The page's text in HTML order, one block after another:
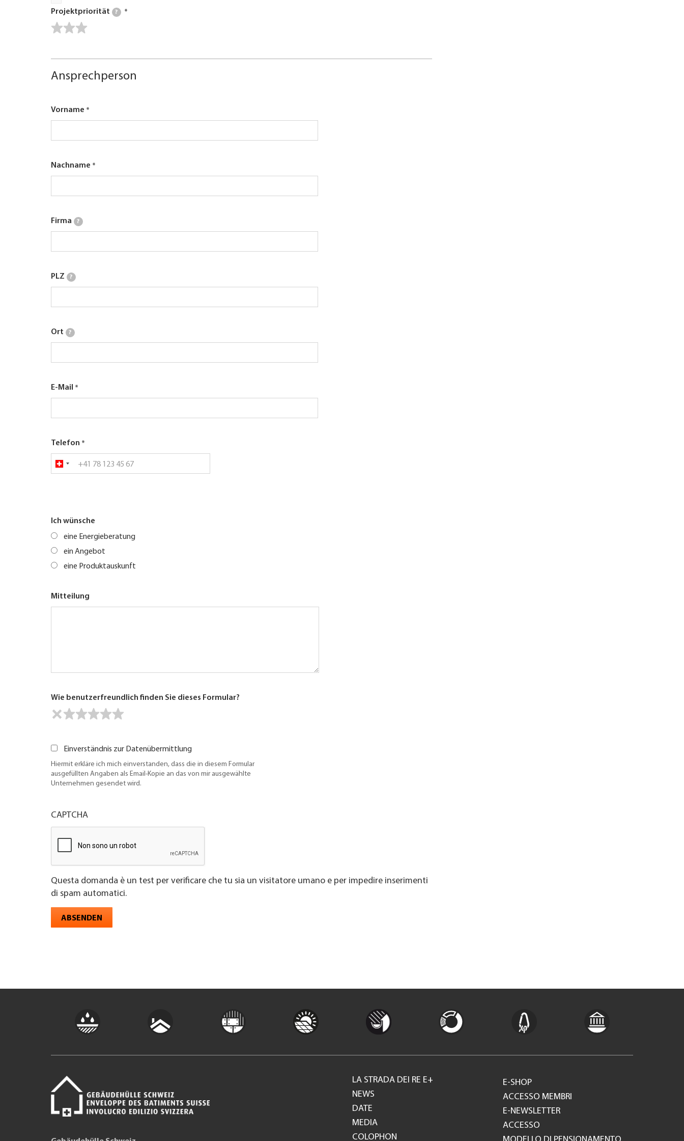
Projektpriorität ?
Ansprechperson
Vorname
Nachname
Firma ?
PLZ ?
Ort ?
E-Mail
Telefon
Ich wünsche
eine Energieberatung
ein Angebot
eine Produktauskunft
Mitteilung
Wie benutzerfreundlich finden Sie dieses Formular?
Einverständnis zur Datenübermittlung
Hiermit erkläre ich mich einverstanden, dass die in diesem Formular
ausgefüllten Angaben als Email-Kopie an das von mir ausgewählte
Unternehmen gesendet wird.
CAPTCHA
Questa domanda è un test per verificare che tu sia un visitatore umano e per impedire inserimenti
di spam automatici.
ABSENDEN
Footer
GH
LA STRADA DEI RE E+
NEWS
DATE
MEDIA
COLOPHON
E-SHOP
ACCESSO MEMBRI
E-NEWSLETTER
ACCESSO